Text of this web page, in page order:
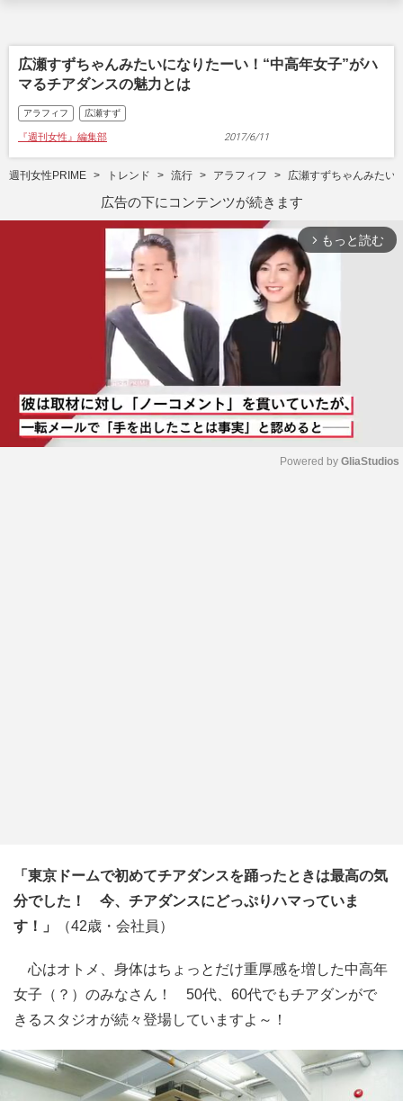
広瀬すずちゃんみたいになりたーい！“中高年女子”がハ
マるチアダンスの魅力とは
アラフィフ 広瀬すず
『週刊女性』編集部 2017/6/11
週刊女性PRIME トレンド 流行 アラフィフ 広瀬すずちゃんみたい
広告の下にコンテンツが続きます
arrow_forward_ios もっと読む
Powered by GliaStudios
「東京ドームで初めてチアダンスを踊ったときは最高の気
分でした！ 今、チアダンスにどっぷりハマっていま
す！」
（42歳・会社員）
心はオトメ、身体はちょっとだけ重厚感を増した中高年
女子（？）のみなさん！ 50代、60代でもチアダンがで
きるスタジオが続々登場していますよ～！